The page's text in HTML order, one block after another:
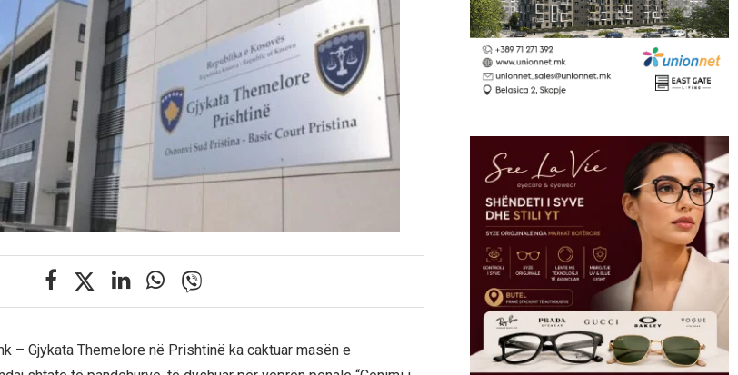
– Gjykata Themelore në Prishtinë ka caktuar masën e